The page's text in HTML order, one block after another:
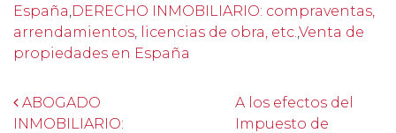
España,DERECHO INMOBILIARIO: compraventas,
arrendamientos, licencias de obra, etc.,Venta de
propiedades en España
Post navigation
ABOGADO
INMOBILIARIO:
A los efectos del
Impuesto de